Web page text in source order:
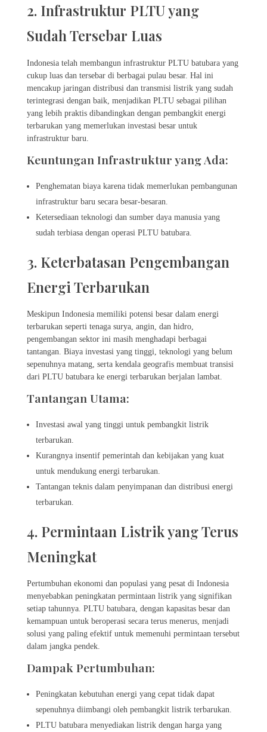
2. Infrastruktur PLTU yang
Sudah Tersebar Luas
Indonesia telah membangun infrastruktur PLTU batubara yang
cukup luas dan tersebar di berbagai pulau besar. Hal ini
mencakup jaringan distribusi dan transmisi listrik yang sudah
terintegrasi dengan baik, menjadikan PLTU sebagai pilihan
yang lebih praktis dibandingkan dengan pembangkit energi
terbarukan yang memerlukan investasi besar untuk
infrastruktur baru.
Keuntungan Infrastruktur yang Ada:
Penghematan biaya karena tidak memerlukan pembangunan
infrastruktur baru secara besar-besaran.
Ketersediaan teknologi dan sumber daya manusia yang
sudah terbiasa dengan operasi PLTU batubara.
3. Keterbatasan Pengembangan
Energi Terbarukan
Meskipun Indonesia memiliki potensi besar dalam energi
terbarukan seperti tenaga surya, angin, dan hidro,
pengembangan sektor ini masih menghadapi berbagai
tantangan. Biaya investasi yang tinggi, teknologi yang belum
sepenuhnya matang, serta kendala geografis membuat transisi
dari PLTU batubara ke energi terbarukan berjalan lambat.
Tantangan Utama:
Investasi awal yang tinggi untuk pembangkit listrik
terbarukan.
Kurangnya insentif pemerintah dan kebijakan yang kuat
untuk mendukung energi terbarukan.
Tantangan teknis dalam penyimpanan dan distribusi energi
terbarukan.
4. Permintaan Listrik yang Terus
Meningkat
Pertumbuhan ekonomi dan populasi yang pesat di Indonesia
menyebabkan peningkatan permintaan listrik yang signifikan
setiap tahunnya. PLTU batubara, dengan kapasitas besar dan
kemampuan untuk beroperasi secara terus menerus, menjadi
solusi yang paling efektif untuk memenuhi permintaan tersebut
dalam jangka pendek.
Dampak Pertumbuhan:
Peningkatan kebutuhan energi yang cepat tidak dapat
sepenuhnya diimbangi oleh pembangkit listrik terbarukan.
PLTU batubara menyediakan listrik dengan harga yang